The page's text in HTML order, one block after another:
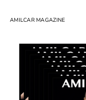
AMILCAR MAGAZINE